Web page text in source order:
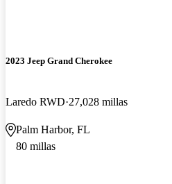
2023 Jeep Grand Cherokee
Laredo RWD 27,028 millas
Palm Harbor, FL
80 millas